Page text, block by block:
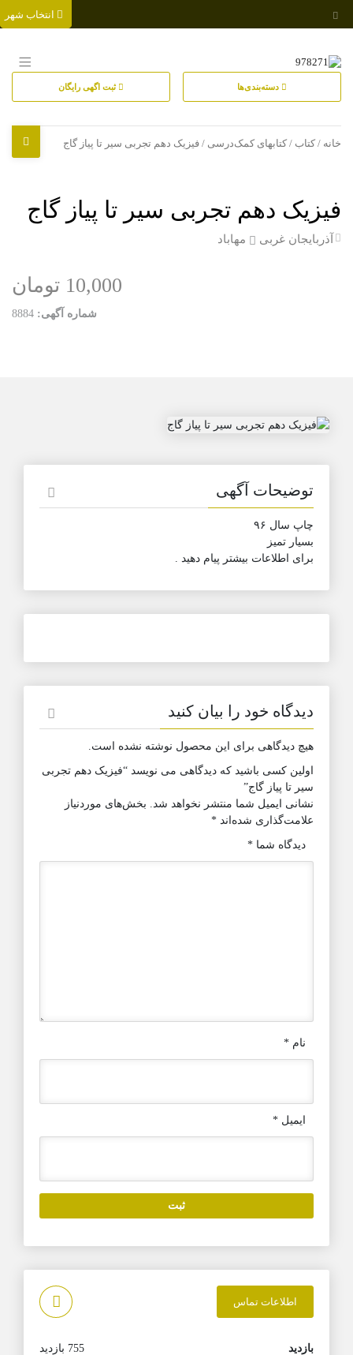
دسته‌بندی‌ها ثبت اگهی رایگان
خانه / کتاب / کتابهای کمک‌درسی / فیزیک دهم تجربی سیر تا پیاز گاج
فیزیک دهم تجربی سیر تا پیاز گاج
آذربایجان غربی مهاباد
10,000 تومان
شماره آگهی: 8884
توضیحات آگهی
چاپ سال ۹۶
بسیار تمیز
برای اطلاعات بیشتر پیام دهید .
دیدگاه خود را بیان کنید
هیچ دیدگاهی برای این محصول نوشته نشده است.
اولین کسی باشید که دیدگاهی می نویسد “فیزیک دهم تجربی
سیر تا پیاز گاج”
نشانی ایمیل شما منتشر نخواهد شد. بخش‌های موردنیاز
علامت‌گذاری شده‌اند *
دیدگاه شما *
نام *
ایمیل *
اطلاعات تماس
بازدید 755 بازدید